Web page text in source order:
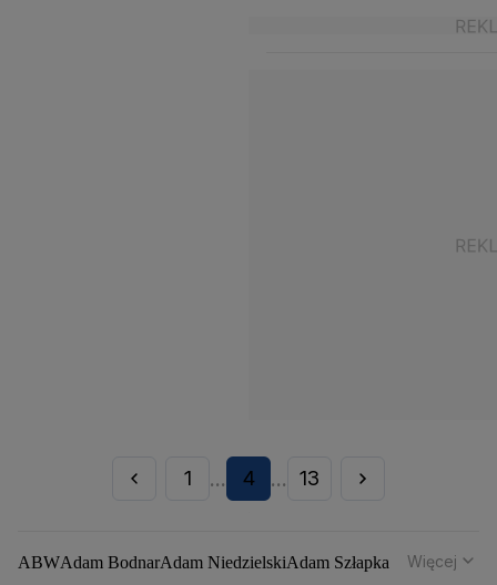
1 ... 4 ... 13
ABWAdam BodnarAdam NiedzielskiAdam Szłapka
Więcej